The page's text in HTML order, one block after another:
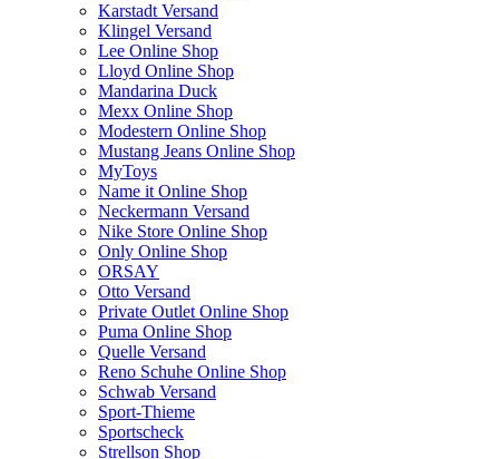
Karstadt Versand
Klingel Versand
Lee Online Shop
Lloyd Online Shop
Mandarina Duck
Mexx Online Shop
Modestern Online Shop
Mustang Jeans Online Shop
MyToys
Name it Online Shop
Neckermann Versand
Nike Store Online Shop
Only Online Shop
ORSAY
Otto Versand
Private Outlet Online Shop
Puma Online Shop
Quelle Versand
Reno Schuhe Online Shop
Schwab Versand
Sport-Thieme
Sportscheck
Strellson Shop